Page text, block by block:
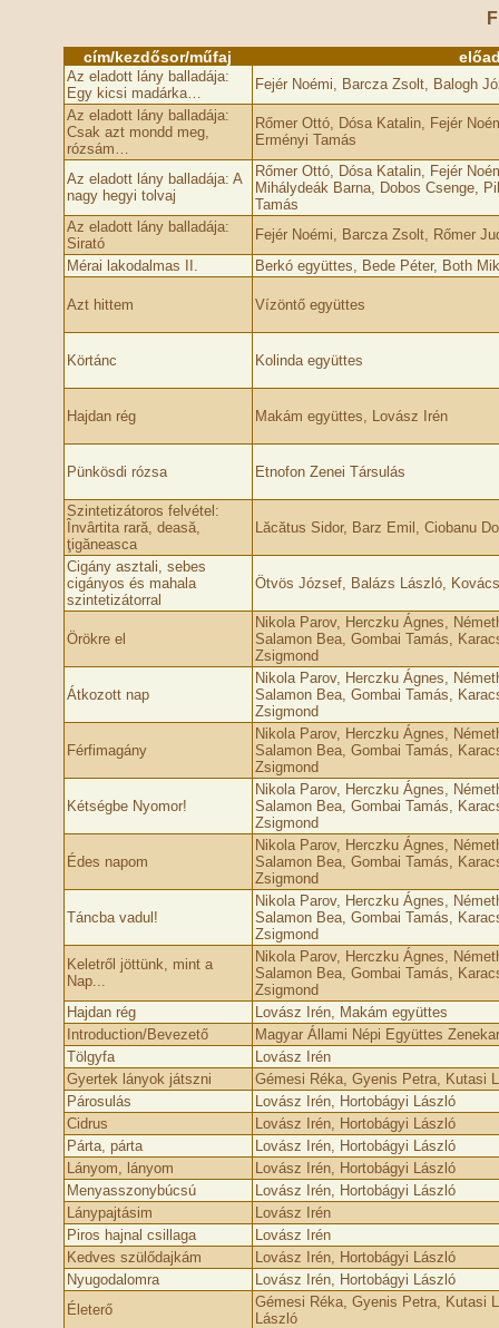
cím/kezdősor/műfaj
Az eladott lány balladája:
Egy kicsi madárka…
Fejér Noémi, Barcza Zsolt, Balogh
Az eladott lány balladája:
Csak azt mondd meg,
rózsám…
Rőmer Ottó, Dósa Katalin, Fejér
Erményi Tamás
Az eladott lány balladája: A
nagy hegyi tolvaj
Rőmer Ottó, Dósa Katalin, Fejér
Mihálydeák Barna, Dobos Csenge,
Tamás
Az eladott lány balladája:
Sirató
Fejér Noémi, Barcza Zsolt, Rőmer
Mérai lakodalmas II.
Berkó együttes, Bede Péter, Both
Azt hittem Vízöntő együttes
Körtánc Kolinda együttes
Hajdan rég Makám együttes, Lovász Irén
Pünkösdi rózsa Etnofon Zenei Társulás
Szintetizátoros felvétel:
Învârtita rară, deasă,
ţigăneasca
Lăcătus Sidor, Barz Emil, Ciobanu
Cigány asztali, sebes
cigányos és mahala
szintetizátorral
Ötvös József, Balázs László,
Örökre el
Nikola Parov, Herczku Ágnes,
Salamon Bea, Gombai Tamás,
Zsigmond
Átkozott nap
Nikola Parov, Herczku Ágnes,
Salamon Bea, Gombai Tamás,
Zsigmond
Férfimagány
Nikola Parov, Herczku Ágnes,
Salamon Bea, Gombai Tamás,
Zsigmond
Kétségbe Nyomor!
Nikola Parov, Herczku Ágnes,
Salamon Bea, Gombai Tamás,
Zsigmond
Édes napom
Nikola Parov, Herczku Ágnes,
Salamon Bea, Gombai Tamás,
Zsigmond
Táncba vadul!
Nikola Parov, Herczku Ágnes,
Salamon Bea, Gombai Tamás,
Zsigmond
Keletről jöttünk, mint a
Nap...
Nikola Parov, Herczku Ágnes,
Salamon Bea, Gombai Tamás,
Zsigmond
Hajdan rég
Lovász Irén, Makám együttes
Introduction/Bevezető
Magyar Állami Népi Együttes
Tölgyfa
Lovász Irén
Gyertek lányok játszni
Gémesi Réka, Gyenis Petra, Kutasi
Párosulás
Lovász Irén, Hortobágyi László
Cidrus
Lovász Irén, Hortobágyi László
Párta, párta
Lovász Irén, Hortobágyi László
Lányom, lányom
Lovász Irén, Hortobágyi László
Menyasszonybúcsú
Lovász Irén, Hortobágyi László
Lánypajtásim
Lovász Irén
Piros hajnal csillaga
Lovász Irén
Kedves szülődajkám
Lovász Irén, Hortobágyi László
Nyugodalomra
Lovász Irén, Hortobágyi László
Életerő
Gémesi Réka, Gyenis Petra, Kutasi
László